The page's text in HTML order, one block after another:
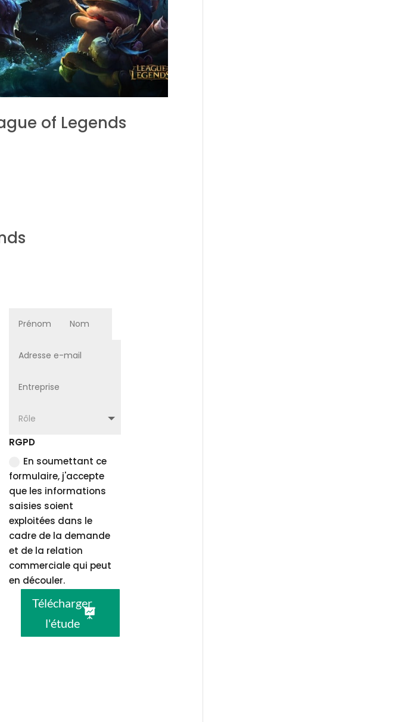
of Legends
RGPD
En soumettant ce
formulaire, j'accepte
que les informations
saisies soient
exploitées dans le
cadre de la demande
et de la relation
commerciale qui peut
en découler.
Télécharger
l'étude